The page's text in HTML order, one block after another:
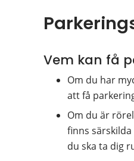
Vem kan få
Om du har
att få
Om du är
finns
du ska ta dig